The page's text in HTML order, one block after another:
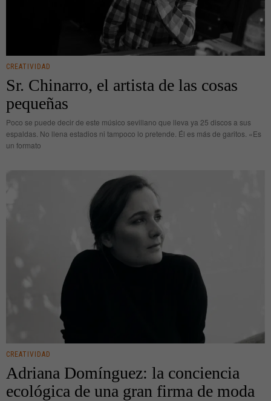
CREATIVIDAD
Sr. Chinarro, el artista de las cosas
pequeñas
Poco se puede decir de este músico sevillano que lleva ya 25 discos a sus
espaldas. No llena estadios ni tampoco lo pretende. Él es más de garitos. «Es
un formato
CREATIVIDAD
Adriana Domínguez: la conciencia
ecológica de una gran firma de moda